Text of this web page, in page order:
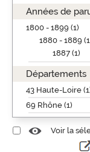
Années de
1800 - 1899 (1)
1880 - 1889
1887 (1)
Départements
43 Haute-Loire
69 Rhône (1)
Voir la